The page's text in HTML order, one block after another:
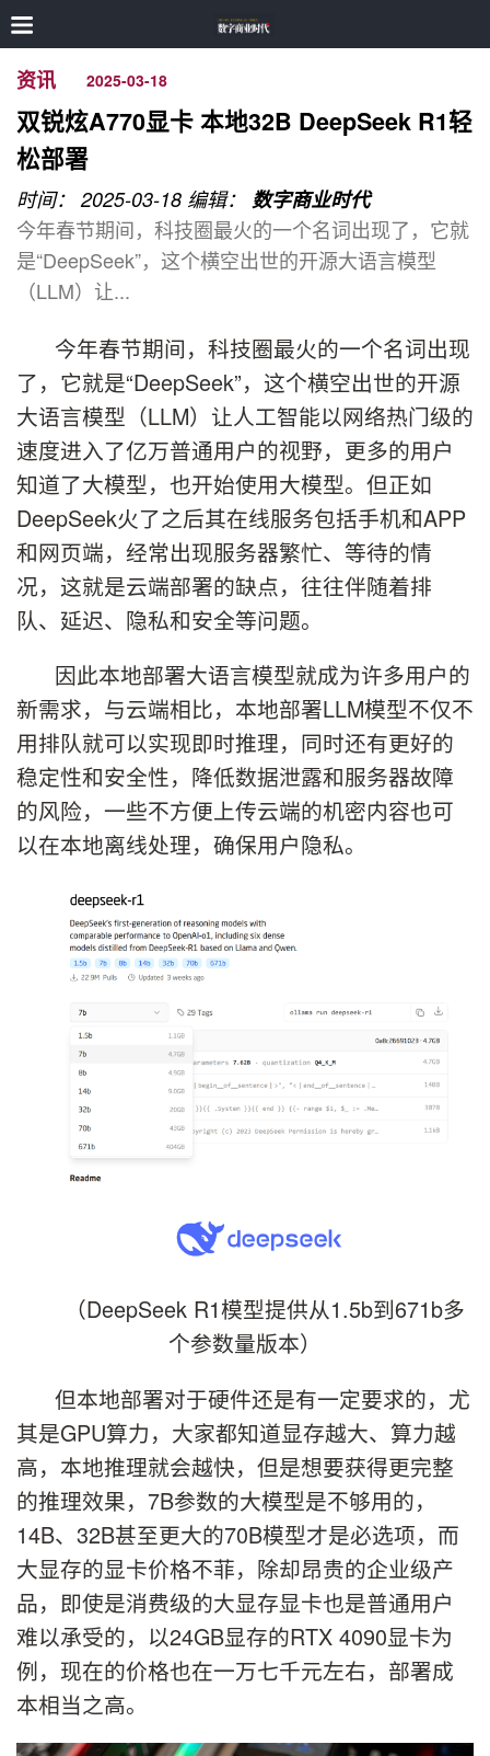
资讯 2025-03-18
双锐炫A770显卡 本地32B DeepSeek R1轻
松部署
时间： 2025-03-18 编辑： 数字商业时代
今年春节期间，科技圈最火的一个名词出现了，它就
是“DeepSeek”，这个横空出世的开源大语言模型
（LLM）让...
今年春节期间，科技圈最火的一个名词出现
了，它就是“DeepSeek”，这个横空出世的开源
大语言模型（LLM）让人工智能以网络热门级的
速度进入了亿万普通用户的视野，更多的用户
知道了大模型，也开始使用大模型。但正如
DeepSeek火了之后其在线服务包括手机和APP
和网页端，经常出现服务器繁忙、等待的情
况，这就是云端部署的缺点，往往伴随着排
队、延迟、隐私和安全等问题。
因此本地部署大语言模型就成为许多用户的
新需求，与云端相比，本地部署LLM模型不仅不
用排队就可以实现即时推理，同时还有更好的
稳定性和安全性，降低数据泄露和服务器故障
的风险，一些不方便上传云端的机密内容也可
以在本地离线处理，确保用户隐私。
（DeepSeek R1模型提供从1.5b到671b多
个参数量版本）
但本地部署对于硬件还是有一定要求的，尤
其是GPU算力，大家都知道显存越大、算力越
高，本地推理就会越快，但是想要获得更完整
的推理效果，7B参数的大模型是不够用的，
14B、32B甚至更大的70B模型才是必选项，而
大显存的显卡价格不菲，除却昂贵的企业级产
品，即使是消费级的大显存显卡也是普通用户
难以承受的，以24GB显存的RTX 4090显卡为
例，现在的价格也在一万七千元左右，部署成
本相当之高。